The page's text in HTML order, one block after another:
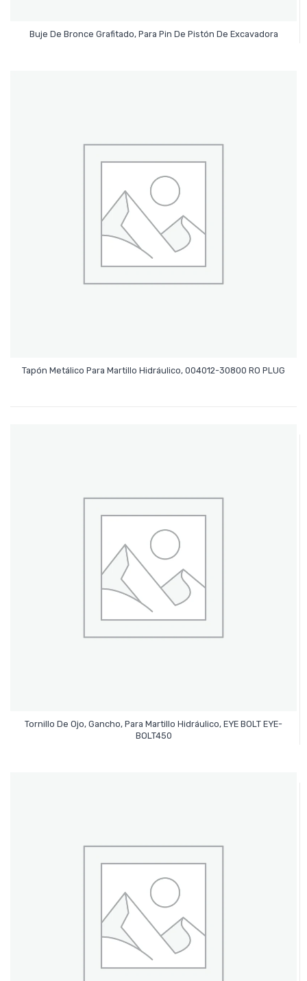
Buje De Bronce Grafitado, Para Pin De Pistón De Excavadora
Tapón Metálico Para Martillo Hidráulico, 004012-30800 RO PLUG
Tornillo De Ojo, Gancho, Para Martillo Hidráulico, EYE BOLT EYE-
BOLT450
Leer Más